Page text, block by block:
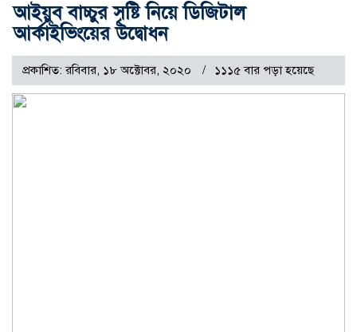
আইয়ুব বাচ্চুর সৃষ্টি নিয়ে ডিজিটাল
আর্কাইভিংয়ের উদ্বোধন
প্রকাশিত: রবিবার, ১৮ অক্টোবর, ২০২০ ১১১৫ বার পড়া হয়েছে